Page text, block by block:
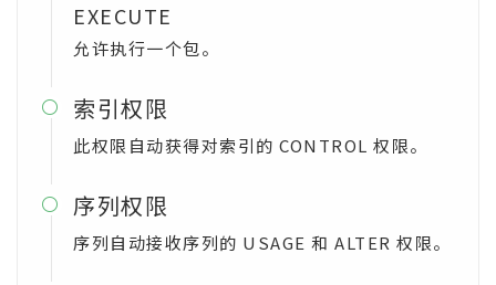
EXECUTE
允许执行一个包。
 索引权限
此权限自动获得对索引的 CONTROL 权限。
 序列权限
序列自动接收序列的 USAGE 和 ALTER 权限。